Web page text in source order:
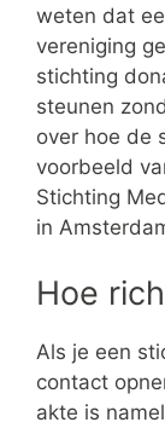
weten dat
vereniging
stichting
steunen
over hoe de
voorbeeld
Stichting
in
Hoe
Als je een
contact
akte is